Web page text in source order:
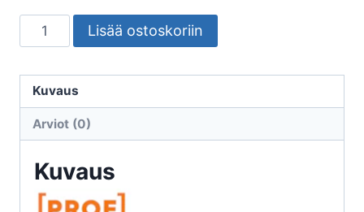
YLEISRUUVI
PROF
3,5x40
200kpl
TX15
Lisää ostoskoriin
Kuvaus
Arviot (0)
Kuvaus